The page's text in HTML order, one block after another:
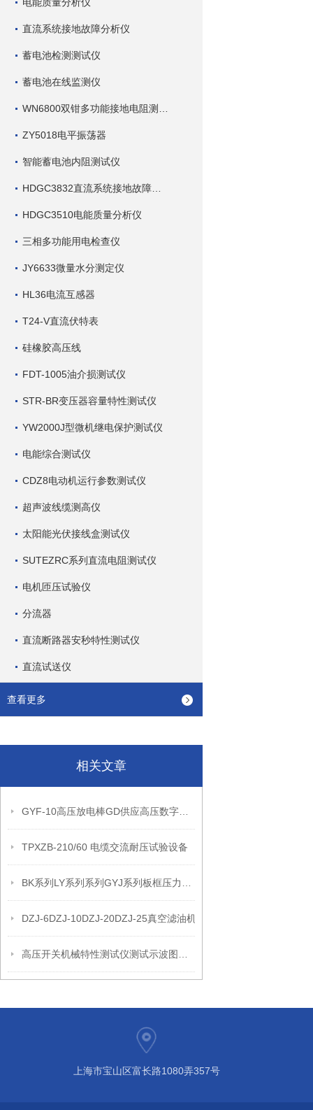
直流系统接地故障分析仪
蓄电池检测测试仪
蓄电池在线监测仪
ZY5018电平振荡器
智能蓄电池内阻测试仪
HDGC3510电能质量分析仪
三相多功能用电检查仪
JY6633微量水分测定仪
HL36电流互感器
T24-V直流伏特表
硅橡胶高压线
FDT-1005油介损测试仪
STR-BR变压器容量特性测试仪
YW2000J型微机继电保护测试仪
电能综合测试仪
CDZ8电动机运行参数测试仪
超声波线缆测高仪
太阳能光伏接线盒测试仪
SUTEZRC系列直流电阻测试仪
电机匝压试验仪
分流器
直流断路器安秒特性测试仪
直流试送仪
查看更多
相关文章
TPXZB-210/60 电缆交流耐压试验设备
DZJ-6DZJ-10DZJ-20DZJ-25真空滤油机
上海市宝山区富长路1080弄357号